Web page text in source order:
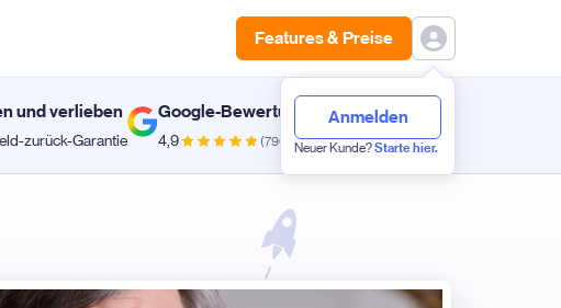
Features & Preise
Anmelden
Neuer Kunde?Starte hier.
und verlieben
zurück-Garantie
Google-Bewertungen
4,9 (790)